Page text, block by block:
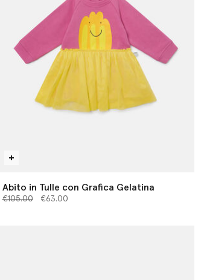
Abito in Tulle con Grafica Gelatina
Prezzo ridotto da
€105.00a €63.00